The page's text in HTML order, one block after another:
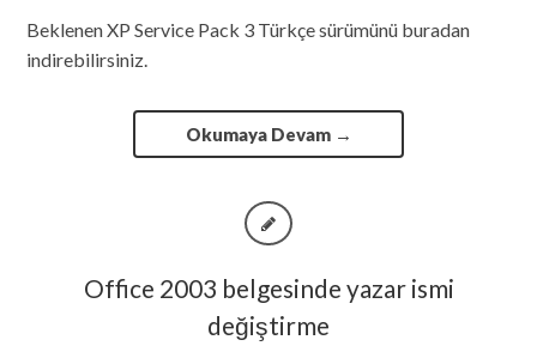
Beklenen XP Service Pack 3 Türkçe sürümünü buradan
indirebilirsiniz.
Okumaya Devam →
Office 2003 belgesinde yazar ismi
değiştirme